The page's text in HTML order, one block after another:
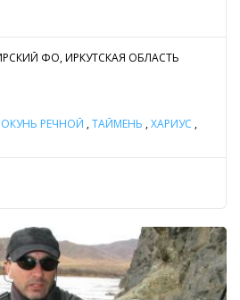
ФО, ИРКУТСКАЯ ОБЛАСТЬ
ОКУНЬ РЕЧНОЙ ,ТАЙМЕНЬ ,ХАРИУС ,